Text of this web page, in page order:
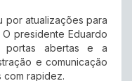
por atualizações para
presidente Eduardo
portas abertas e a
e comunicação
rapidez.